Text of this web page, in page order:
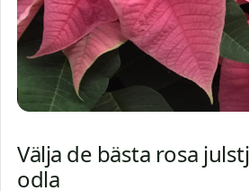
Välja de bästa rosa
odla